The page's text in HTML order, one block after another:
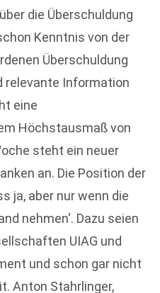
die Überschuldung
Kenntnis von der
Überschuldung
relevante Information
eine
Höchstausmaß von
steht ein neuer
an. Die Position der
ja, aber nur wenn die
nehmen‘. Dazu seien
UIAG und
und schon gar nicht
Anton Stahrlinger,